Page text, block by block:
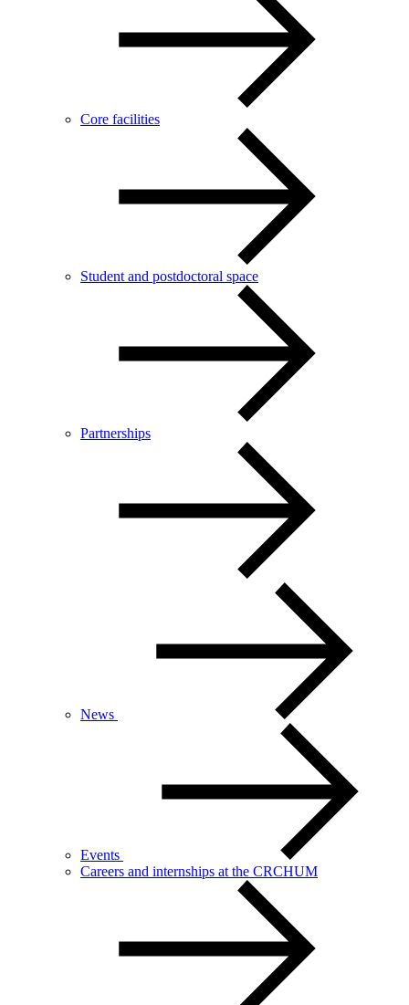
Core facilities
Student and postdoctoral space
Partnerships
News
Events
Careers and internships at the CRCHUM